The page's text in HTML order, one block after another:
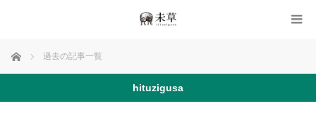
ホーム 過去の記事一覧
hituzigusa